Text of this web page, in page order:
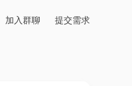
加入群聊 提交需求